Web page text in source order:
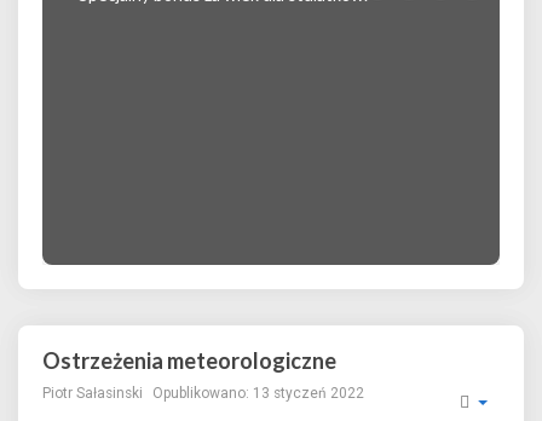
Ostrzeżenia meteorologiczne
Piotr Sałasinski Opublikowano: 13 styczeń 2022